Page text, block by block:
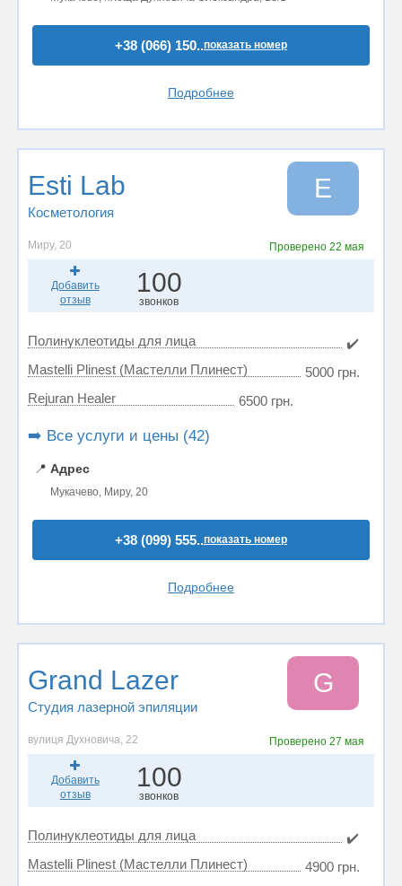
+38 (066) 150..показать номер
Подробнее
Esti Lab
Косметология
E
Миру, 20 Проверено 22 мая
Добавить
отзыв
100
звонков
Полинуклеотиды для лица
✔️
Mastelli Plinest (Мастелли Плинест)
5000 грн.
Rejuran Healer
6500 грн.
➡️ Все услуги и цены (42)
📍 Адрес
Мукачево, Миру, 20
+38 (099) 555..показать номер
Подробнее
Grand Lazer
Студия лазерной эпиляции
G
вулиця Духновича, 22 Проверено 27 мая
Добавить
отзыв
100
звонков
Полинуклеотиды для лица
✔️
Mastelli Plinest (Мастелли Плинест)
4900 грн.